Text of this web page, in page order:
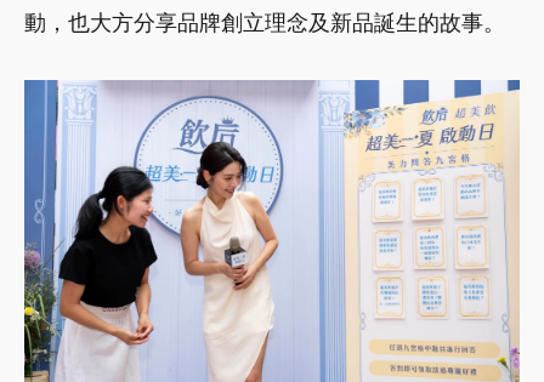
動，也大方分享品牌創立理念及新品誕生的故事。